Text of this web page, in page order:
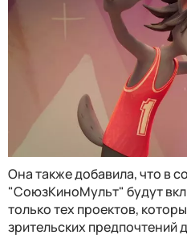
Она также добавила, что в
"СоюзКиноМульт" будут
только тех проектов,
зрительских предпочтений